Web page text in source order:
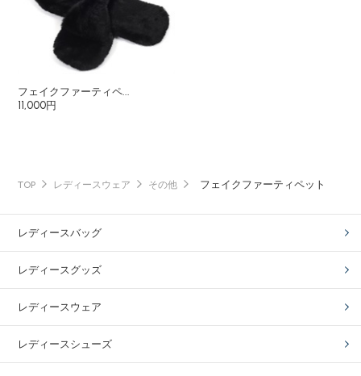
フェイクファーティペ...
11,000円
TOP レディースウェア その他 フェイクファーティペット
レディースバッグ
レディースグッズ
レディースウェア
レディースシューズ